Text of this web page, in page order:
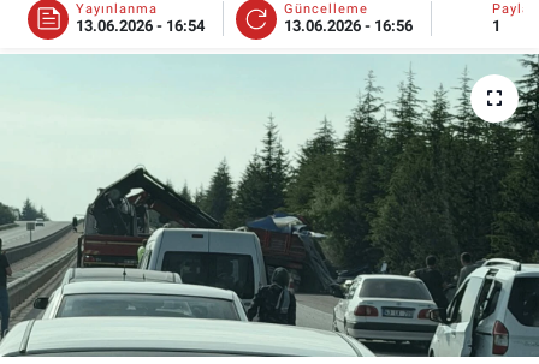
Yayınlanma
13.06.2026 - 16:54
Güncelleme
13.06.2026 - 16:56 1
ESKİŞEHİR NÖBETÇİ ECZANELER
Eskişehir Haber İçerikleri
Eskişehir Hava Durumu
Eskişehir Tramvay Saatleri
Eskişehir Otobüs Saatleri